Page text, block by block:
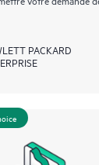
PACKARD